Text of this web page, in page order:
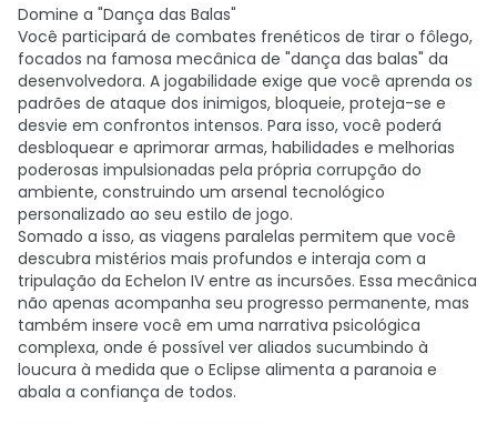
Domine a "Dança das Balas"
Você participará de combates frenéticos de tirar o fôlego,
focados na famosa mecânica de "dança das balas" da
desenvolvedora. A jogabilidade exige que você aprenda os
padrões de ataque dos inimigos, bloqueie, proteja-se e
desvie em confrontos intensos. Para isso, você poderá
desbloquear e aprimorar armas, habilidades e melhorias
poderosas impulsionadas pela própria corrupção do
ambiente, construindo um arsenal tecnológico
personalizado ao seu estilo de jogo.
Somado a isso, as viagens paralelas permitem que você
descubra mistérios mais profundos e interaja com a
tripulação da Echelon IV entre as incursões. Essa mecânica
não apenas acompanha seu progresso permanente, mas
também insere você em uma narrativa psicológica
complexa, onde é possível ver aliados sucumbindo à
loucura à medida que o Eclipse alimenta a paranoia e
abala a confiança de todos.